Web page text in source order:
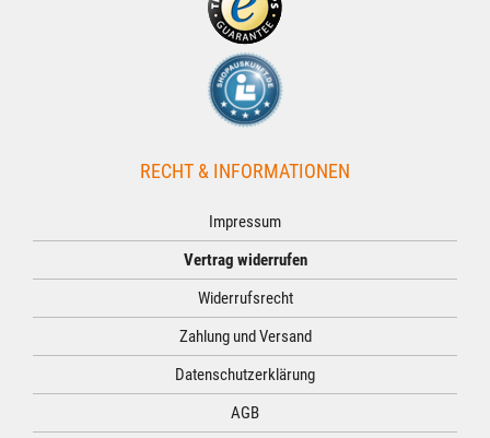
RECHT & INFORMATIONEN
Impressum
Vertrag widerrufen
Widerrufsrecht
Zahlung und Versand
Datenschutzerklärung
AGB